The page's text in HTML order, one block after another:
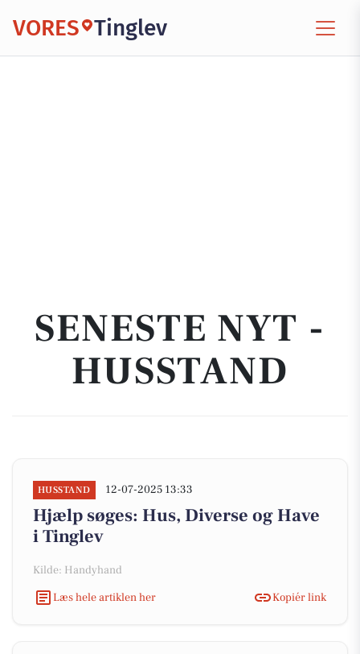
VORES Tinglev
SENESTE NYT -
HUSSTAND
HUSSTAND 12-07-2025 13:33
Hjælp søges: Hus, Diverse og Have
i Tinglev
Kilde: Handyhand
Læs hele artiklen her
Kopiér link